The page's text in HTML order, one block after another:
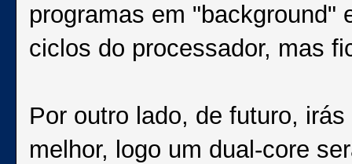
programas em "background"
ciclos do processador, mas
Por outro lado, de futuro,
melhor, logo um dual-core